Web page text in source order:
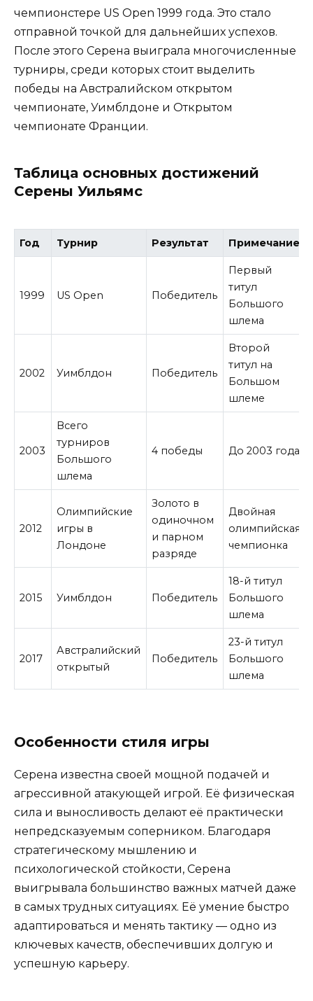
чемпионстере US Open 1999 года. Это стало
отправной точкой для дальнейших успехов.
После этого Серена выиграла многочисленные
турниры, среди которых стоит выделить
победы на Австралийском открытом
чемпионате, Уимблдоне и Открытом
чемпионате Франции.
Таблица основных достижений
Серены Уильямс
Год Турнир Результат Примечание
1999 US Open Победитель
Первый
титул
Большого
шлема
2002 Уимблдон Победитель
Второй
титул на
Большом
шлеме
2003
Всего
турниров
Большого
шлема
4 победы До 2003 года
2012
Олимпийские
игры в
Лондоне
Золото в
одиночном
и парном
разряде
Двойная
олимпийская
чемпионка
2015 Уимблдон Победитель
18-й титул
Большого
шлема
2017
Австралийский
открытый
Победитель
23-й титул
Большого
шлема
Особенности стиля игры
Серена известна своей мощной подачей и
агрессивной атакующей игрой. Её физическая
сила и выносливость делают её практически
непредсказуемым соперником. Благодаря
стратегическому мышлению и
психологической стойкости, Серена
выигрывала большинство важных матчей даже
в самых трудных ситуациях. Её умение быстро
адаптироваться и менять тактику — одно из
ключевых качеств, обеспечивших долгую и
успешную карьеру.